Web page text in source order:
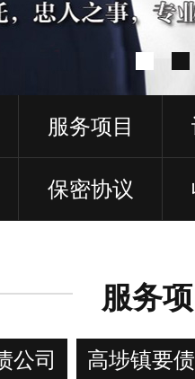
服务项目
保密协议
服务项
公司 高埗镇要